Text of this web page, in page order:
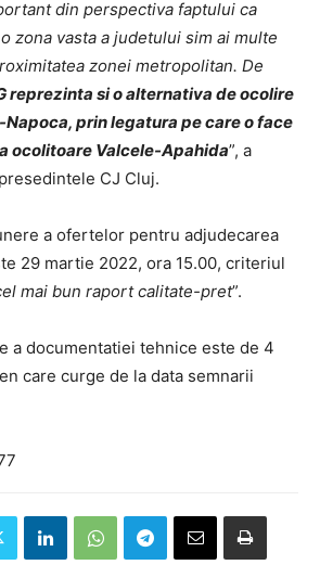
din perspectiva faptului ca
zona vasta a judetului sim ai multe
zonei metropolitan. De
reprezinta si o alternativa de ocolire
prin legatura pe care o face
ocolitoare Valcele-Apahida”, a
CJ Cluj.
a ofertelor pentru adjudecarea
29 martie 2022, ora 15.00, criteriul
mai bun raport calitate-pret”.
a documentatiei tehnice este de 4
care curge de la data semnarii